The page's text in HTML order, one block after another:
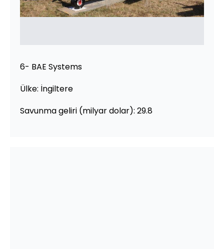
6- BAE Systems
Ülke: İngiltere
Savunma geliri (milyar dolar): 29.8